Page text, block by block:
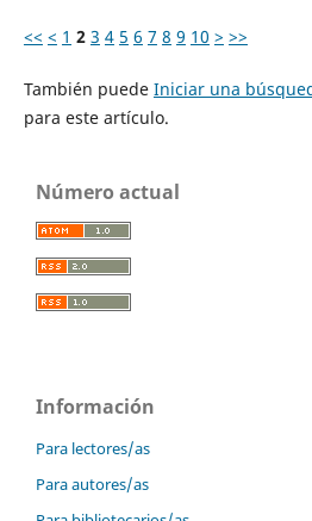
<< < 1 2 3 4 5 6 7 8 9 10 > >>
También puede Iniciar una
para este artículo.
Número actual
Información
Para lectores/as
Para autores/as